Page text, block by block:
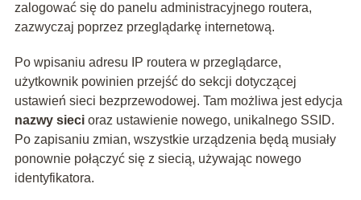
zalogować się do panelu administracyjnego routera,
zazwyczaj poprzez przeglądarkę internetową.
Po wpisaniu adresu IP routera w przeglądarce,
użytkownik powinien przejść do sekcji dotyczącej
ustawień sieci bezprzewodowej. Tam możliwa jest edycja
nazwy siecioraz ustawienie nowego, unikalnego SSID.
Po zapisaniu zmian, wszystkie urządzenia będą musiały
ponownie połączyć się z siecią, używając nowego
identyfikatora.